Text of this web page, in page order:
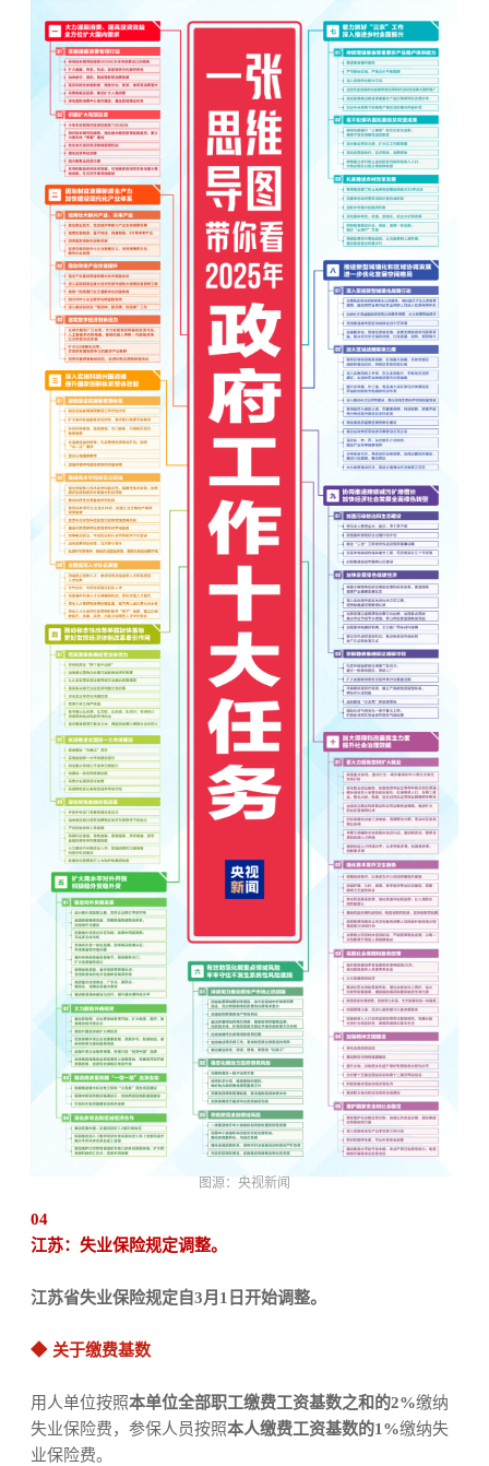
图源：央视新闻
04
江苏：失业保险规定调整。
江苏省失业保险规定自3月1日开始调整。
◆ 关于缴费基数
用人单位按照本单位全部职工缴费工资基数之和的2%缴纳
失业保险费，参保人员按照本人缴费工资基数的1%缴纳失
业保险费。